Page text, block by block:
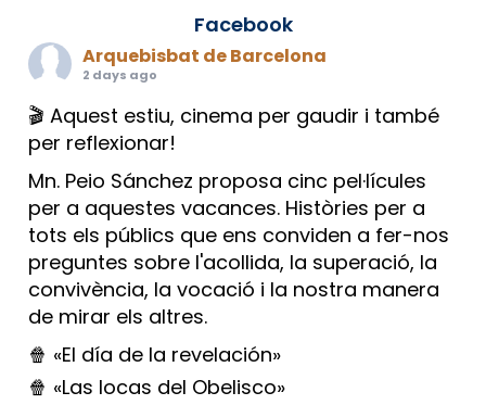
Facebook
Arquebisbat de Barcelona
2 days ago
🎬 Aquest estiu, cinema per gaudir i també
per reflexionar!
Mn. Peio Sánchez proposa cinc pel·lícules
per a aquestes vacances. Històries per a
tots els públics que ens conviden a fer-nos
preguntes sobre l'acollida, la superació, la
convivència, la vocació i la nostra manera
de mirar els altres.
🍿 «El día de la revelación»
🍿 «Las locas del Obelisco»